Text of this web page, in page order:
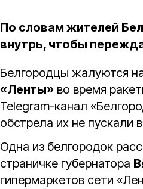
По словам жителей
внутрь, чтобы
Белгородцы жалуются
«Ленты» во время
Telegram-канал
обстрела их не пускали
Одна из белгородок
страничке губернатора
гипермаркетов сети